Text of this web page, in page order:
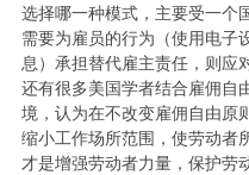
选择哪一种模式，主要受一个
需要为雇员的行为（使用电子
息）承担替代雇主责任，则应
还有很多美国学者结合雇佣自
境，认为在不改变雇佣自由原
缩小工作场所范围，使劳动者
才是增强劳动者力量，保护劳